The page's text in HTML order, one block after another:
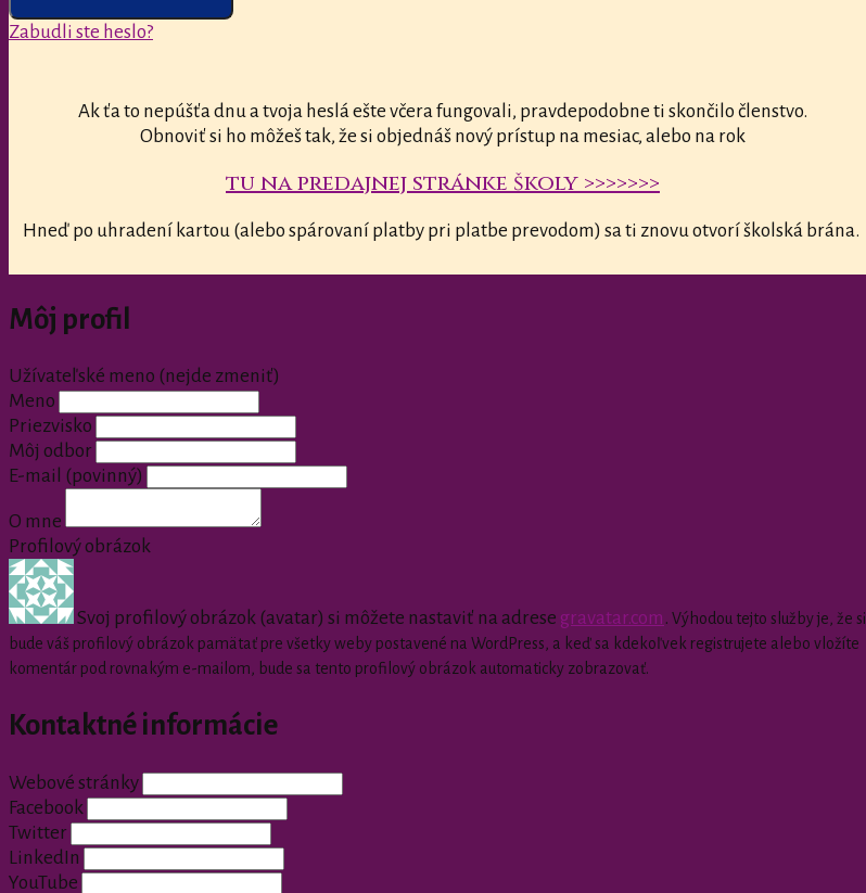
Zabudli ste heslo?
Ak ťa to nepúšťa dnu a tvoja heslá ešte včera fungovali, pravdepodobne ti skončilo členstvo.
Obnoviť si ho môžeš tak, že si objednáš nový prístup na mesiac, alebo na rok
tu na predajnej stránke školy >>>>>>>
Hneď po uhradení kartou (alebo spárovaní platby pri platbe prevodom) sa ti znovu otvorí školská brána.
Môj profil
Užívateľské meno (nejde zmeniť)
Meno
Priezvisko
Môj odbor
E-mail
(povinný)
O mne
Profilový obrázok
Svoj profilový obrázok (avatar) si môžete nastaviť na adrese gravatar.com . Výhodou tejto služby je, že si
bude váš profilový obrázok pamätať pre všetky weby postavené na WordPress, a keď sa kdekoľvek registrujete alebo vložíte
komentár pod rovnakým e-mailom, bude sa tento profilový obrázok automaticky zobrazovať.
Kontaktné informácie
Webové stránky
Facebook
Twitter
LinkedIn
YouTube